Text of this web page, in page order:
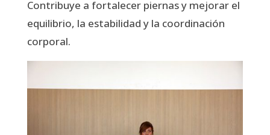
Contribuye a fortalecer piernas y mejorar el
equilibrio, la estabilidad y la coordinación
corporal.